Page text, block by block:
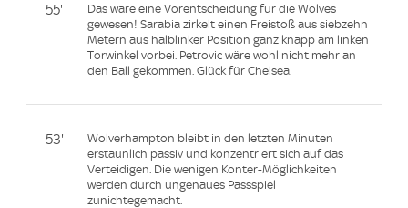
55'
Das wäre eine Vorentscheidung für die Wolves
gewesen! Sarabia zirkelt einen Freistoß aus siebzehn
Metern aus halblinker Position ganz knapp am linken
Torwinkel vorbei. Petrovic wäre wohl nicht mehr an
den Ball gekommen. Glück für Chelsea.
53'
Wolverhampton bleibt in den letzten Minuten
erstaunlich passiv und konzentriert sich auf das
Verteidigen. Die wenigen Konter-Möglichkeiten
werden durch ungenaues Passspiel
zunichtegemacht.